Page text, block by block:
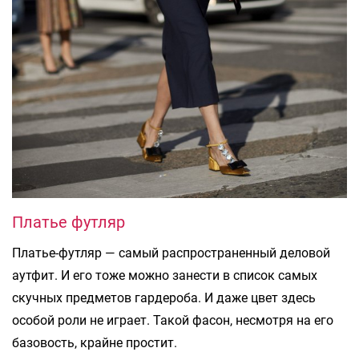
Платье футляр
Платье-футляр — самый распространенный деловой
аутфит. И его тоже можно занести в список самых
скучных предметов гардероба. И даже цвет здесь
особой роли не играет. Такой фасон, несмотря на его
базовость, крайне простит.